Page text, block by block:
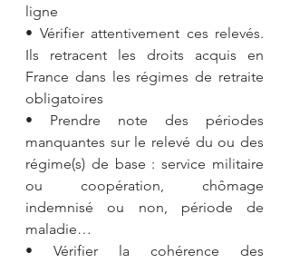
ligne
• Vérifier attentivement ces relevés.
Ils retracent les droits acquis en
France dans les régimes de retraite
obligatoires
• Prendre note des périodes
manquantes sur le relevé du ou des
régime(s) de base : service militaire
ou coopération, chômage
indemnisé ou non, période de
maladie…
• Vérifier la cohérence des